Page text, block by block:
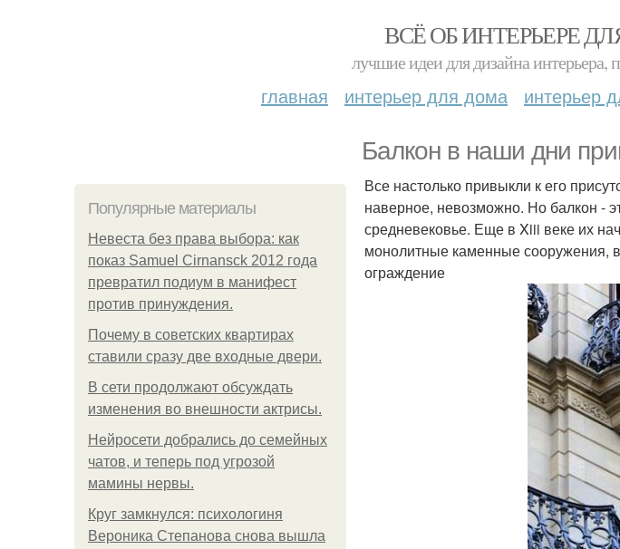
ВСЁ ОБ ИНТЕРЬЕРЕ
лучшие идеи для дизайна интерьера,
главная интерьер для дома интерьер
Балкон в наши дни
Популярные материалы
Невеста без права выбора: как
показ Samuel Cirnansck 2012 года
превратил подиум в манифест
против принуждения.
Почему в советских квартирах
ставили сразу две входные двери.
В сети продолжают обсуждать
изменения во внешности актрисы.
Нейросети добрались до семейных
чатов, и теперь под угрозой
мамины нервы.
Круг замкнулся: психологиня
Вероника Степанова снова вышла
Все настолько привыкли к его
наверное, невозможно. Но балкон -
средневековье. Еще в Xiii веке их
монолитные каменные сооружения,
ограждение